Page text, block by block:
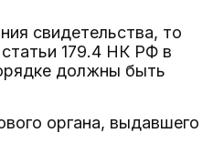
свидетельства, то
179.4 НК РФ в
должны быть
органа, выдавшего